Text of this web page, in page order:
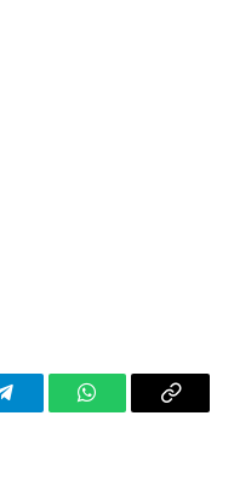
TelegramWhatsAppCopy